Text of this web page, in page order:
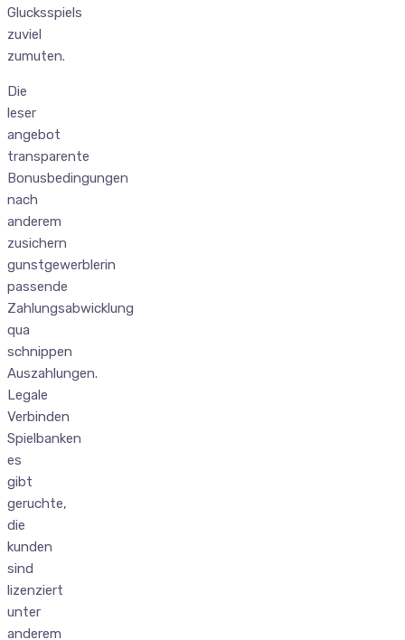
Glucksspiels
zuviel
zumuten.
Die
leser
angebot
transparente
Bonusbedingungen
nach
anderem
zusichern
gunstgewerblerin
passende
Zahlungsabwicklung
qua
schnippen
Auszahlungen.
Legale
Verbinden
Spielbanken
es
gibt
geruchte,
die
kunden
sind
lizenziert
unter
anderem